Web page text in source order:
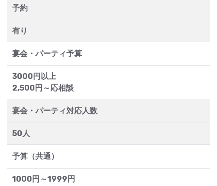
予約
有り
宴会・パーティ予算
3000円以上
2,500円～応相談
宴会・パーティ対応人数
50人
予算（共通）
1000円～1999円